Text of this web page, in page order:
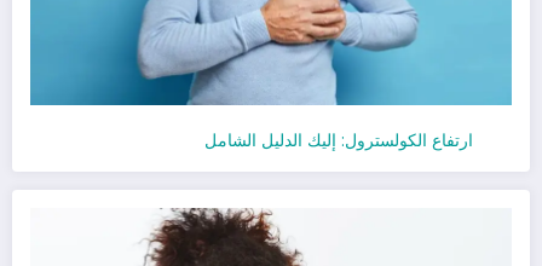
ارتفاع الكولسترول: إليك الدليل الشامل